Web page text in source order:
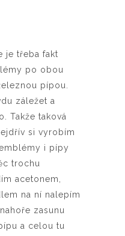
je třeba fakt
po obou
pípou.
záležet a
Takže taková
si vyrobím
i pípy
trochu
acetonem,
na ní nalepím
zasunu
a celou tu